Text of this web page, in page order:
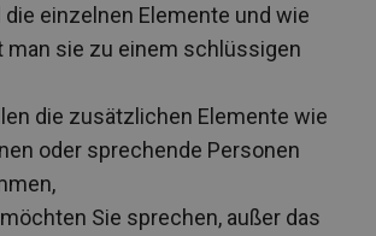
die einzelnen Elemente und wie
man sie zu einem schlüssigen
die zusätzlichen Elemente wie
oder sprechende Personen
Sie sprechen, außer das